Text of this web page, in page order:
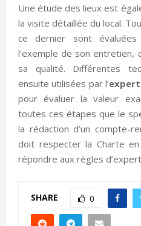
Une étude des lieux est
la visite détaillée du local.
ce dernier sont
l’exemple de son
sa qualité. Différentes
ensuite utilisées par l’expert
pour évaluer la valeur
toutes ces étapes que le
la rédaction d’un compte-
doit respecter la Charte
répondre aux règles
SHARE 0